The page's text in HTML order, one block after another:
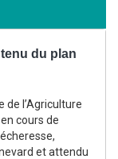
du plan
de l’Agriculture
cours de
et attendu